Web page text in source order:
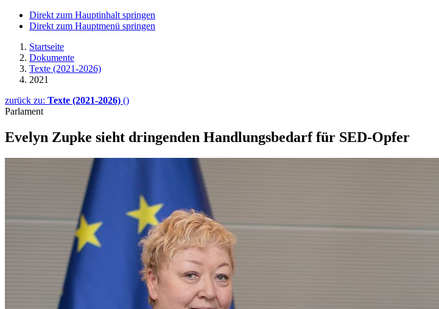
Direkt zum Hauptinhalt springen
Direkt zum Hauptmenü springen
Startseite
Dokumente
Texte (2021-2026)
2021
zurück zu: Texte (2021-2026) ()
Parlament
Evelyn Zupke sieht drin­gen­den Hand­lungs­bedarf für SED-Opfer